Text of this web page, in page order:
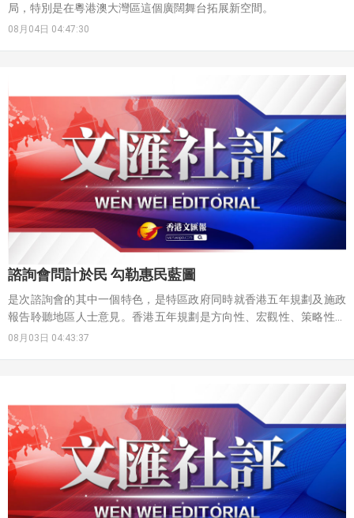
局，特別是在粵港澳大灣區這個廣闊舞台拓展新空間。
08月04日 04:47:30
諮詢會問計於民 勾勒惠民藍圖
是次諮詢會的其中一個特色，是特區政府同時就香港五年規劃及施政
報告聆聽地區人士意見。香港五年規劃是方向性、宏觀性、策略性指
導文件，而施政報告則是香港五年規劃的年度報告，彼此一脈相承。
議題是什麼、市民最需要滿足的是什麼。不少市民在諮詢會中表達對
北部都會區的期望。值得注意的是，除了創科產業外，市民還希望特
區政府用好北部都會區建設的契機，規劃出「超級長者社區」，既令
老有所養，又可讓長者騰出單位予基層家庭；也有市民關注北都區的
交通、醫療、商業零售等設施能否在住宅入伙時同步啟用；也有市民
提出特區政府要為北都區未來5年建成的房屋單位設關鍵績效指標
（KPI），反映社會大眾對特區政府紓緩住房問題的急切盼望。這些提
議都是出於最基本的民生關切而提出，是市民對社會老大難問題有切
08月03日 04:43:37